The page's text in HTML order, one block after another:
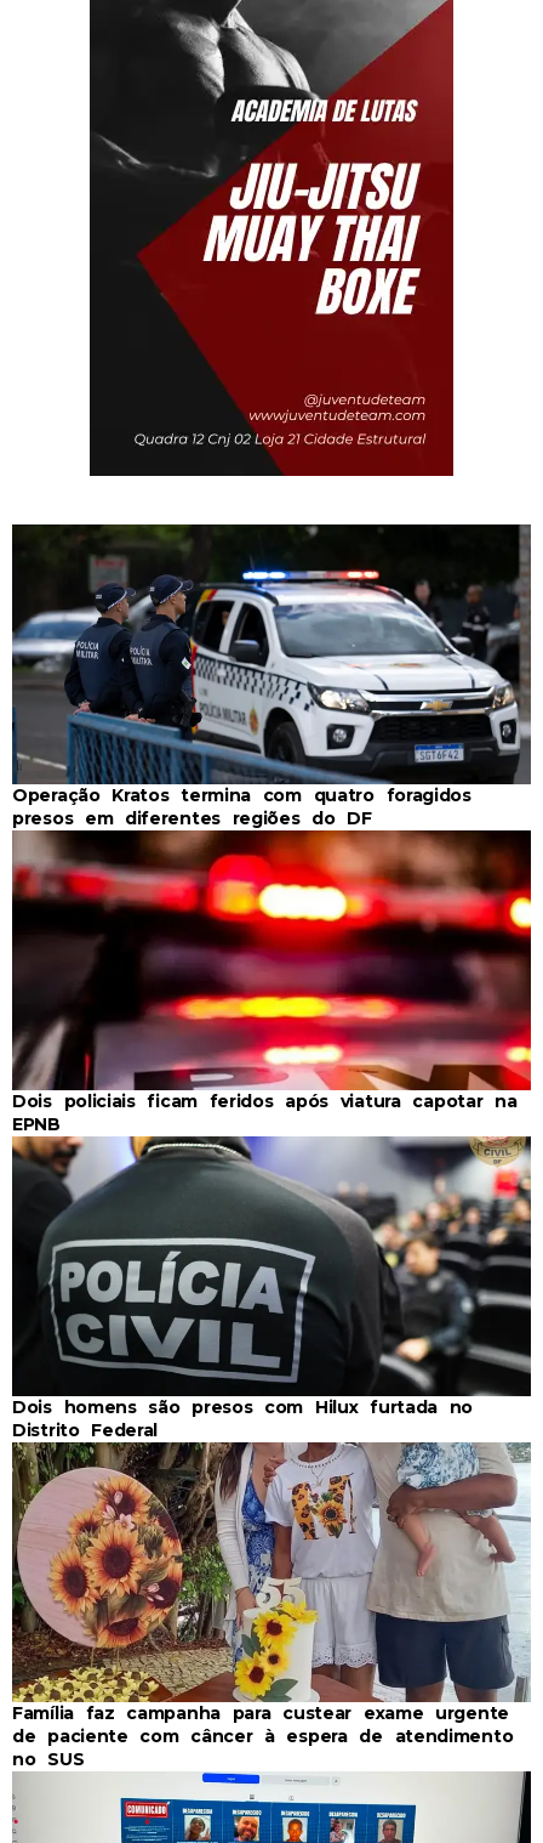
Operação Kratos termina com quatro foragidos
presos em diferentes regiões do DF
Dois policiais ficam feridos após viatura capotar na
EPNB
Dois homens são presos com Hilux furtada no
Distrito Federal
Família faz campanha para custear exame urgente
de paciente com câncer à espera de atendimento
no SUS